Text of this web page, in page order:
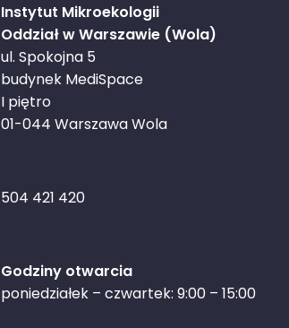
Instytut Mikroekologii
Oddział w Warszawie (Wola)
ul. Spokojna 5
budynek MediSpace
I piętro
01-044 Warszawa Wola
504 421 420
Godziny otwarcia
poniedziałek – czwartek: 9:00 – 15:00